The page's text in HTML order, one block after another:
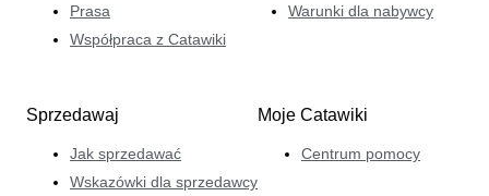
Prasa
Współpraca z Catawiki
Warunki dla nabywcy
Sprzedawaj
Jak sprzedawać
Wskazówki dla sprzedawcy
Moje Catawiki
Centrum pomocy